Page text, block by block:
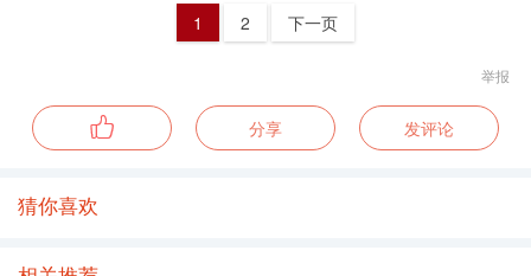
1 2 下一页
举报
分享 发评论
猜你喜欢